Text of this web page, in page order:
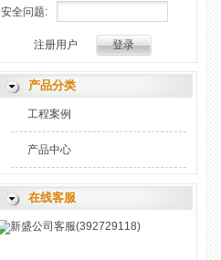
安全问题:
注册用户
产品分类
工程案例
产品中心
在线客服
新盛公司客服(392729118)